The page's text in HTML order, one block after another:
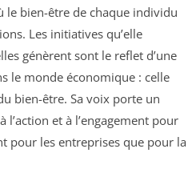
le bien-être de chaque individu
Les initiatives qu’elle
génèrent sont le reflet d’une
le monde économique : celle
bien-être. Sa voix porte un
l’action et à l’engagement pour
pour les entreprises que pour la